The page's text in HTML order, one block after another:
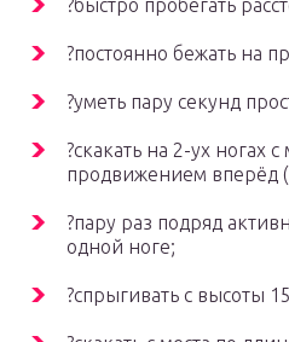
?быстро пробегать
?постоянно бежать на
?уметь пару секунд
?скакать на 2-ух ногах
продвижением вперёд
?пару раз подряд
одной ноге;
?спрыгивать с высоты